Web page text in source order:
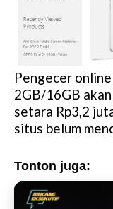
Pengecer
2GB/16GB
setara Rp3,2
situs belum
Tonton juga: